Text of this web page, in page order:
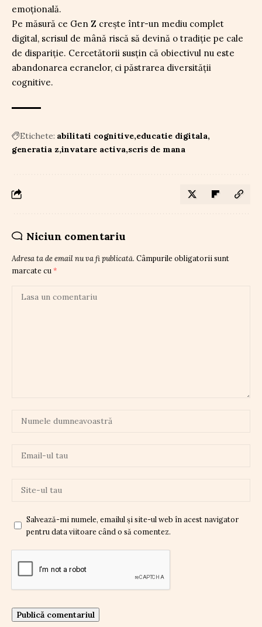
emoțională.
Pe măsură ce Gen Z crește într-un mediu complet
digital, scrisul de mână riscă să devină o tradiție pe cale
de dispariție. Cercetătorii susțin că obiectivul nu este
abandonarea ecranelor, ci păstrarea diversității
cognitive.
Etichete: abilitati cognitive educatie digitala
generatia z invatare activa scris de mana
Niciun comentariu
Adresa ta de email nu va fi publicată. Câmpurile obligatorii sunt
marcate cu *
Salvează-mi numele, emailul și site-ul web în acest navigator
pentru data viitoare când o să comentez.